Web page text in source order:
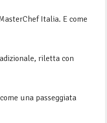
Italia. E come
riletta con
una passeggiata